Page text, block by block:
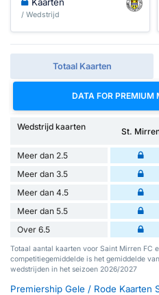
/ Wedstrijd
Totaal Kaarten
DATA FOR PREMIUM
Wedstrijd kaarten St.
Meer dan 2.5
Meer dan 3.5
Meer dan 4.5
Meer dan 5.5
Over 6.5
Totaal aantal kaarten voor Saint Mirren FC
competitiegemiddelde is het gemiddelde
wedstrijden in het seizoen 2026/2027
Premiership Gele / Rode Kaarten